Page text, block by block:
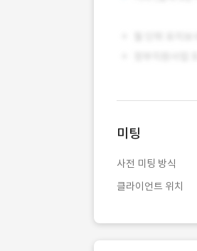
미팅
사전 미팅 방식
클라이언트 위치